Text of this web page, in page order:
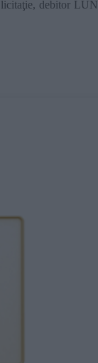
debitor